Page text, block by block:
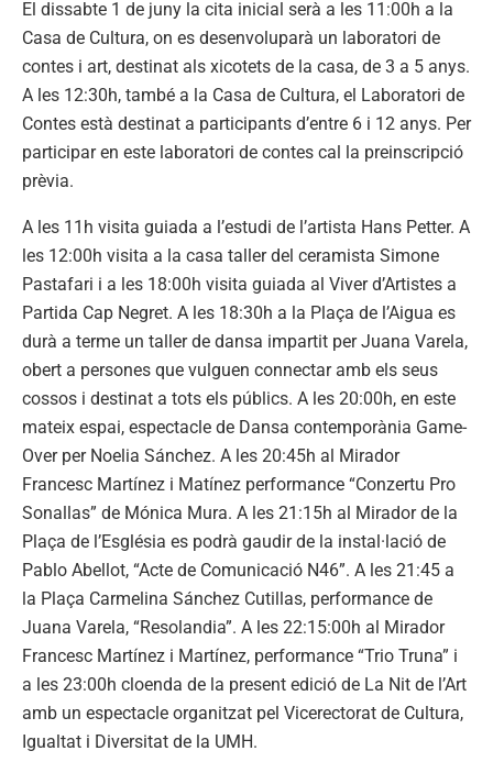
El dissabte 1 de juny la cita inicial serà a les 11:00h a la
Casa de Cultura, on es desenvoluparà un laboratori de
contes i art, destinat als xicotets de la casa, de 3 a 5 anys.
A les 12:30h, també a la Casa de Cultura, el Laboratori de
Contes està destinat a participants d’entre 6 i 12 anys. Per
participar en este laboratori de contes cal la preinscripció
prèvia.
A les 11h visita guiada a l’estudi de l’artista Hans Petter. A
les 12:00h visita a la casa taller del ceramista Simone
Pastafari i a les 18:00h visita guiada al Viver d’Artistes a
Partida Cap Negret. A les 18:30h a la Plaça de l’Aigua es
durà a terme un taller de dansa impartit per Juana Varela,
obert a persones que vulguen connectar amb els seus
cossos i destinat a tots els públics. A les 20:00h, en este
mateix espai, espectacle de Dansa contemporània Game-
Over per Noelia Sánchez. A les 20:45h al Mirador
Francesc Martínez i Matínez performance “Conzertu Pro
Sonallas” de Mónica Mura. A les 21:15h al Mirador de la
Plaça de l’Església es podrà gaudir de la instal·lació de
Pablo Abellot, “Acte de Comunicació N46”. A les 21:45 a
la Plaça Carmelina Sánchez Cutillas, performance de
Juana Varela, “Resolandia”. A les 22:15:00h al Mirador
Francesc Martínez i Martínez, performance “Trio Truna” i
a les 23:00h cloenda de la present edició de La Nit de l’Art
amb un espectacle organitzat pel Vicerectorat de Cultura,
Igualtat i Diversitat de la UMH.